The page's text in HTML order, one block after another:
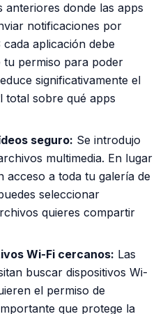
anteriores donde las apps
notificaciones por
aplicación debe
tu permiso para poder
significativamente el
total sobre qué apps
seguro: Se introdujo
multimedia. En lugar
acceso a toda tu galería de
seleccionar
quieres compartir
Wi-Fi cercanos: Las
buscar dispositivos Wi-
el permiso de
que protege la